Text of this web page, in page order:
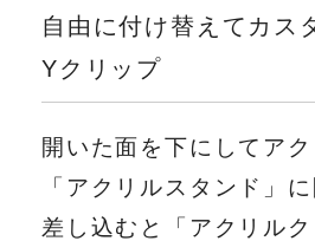
自由に付け替えてカス
Yクリップ
開いた面を下にしてア
「アクリルスタンド」
差し込むと「アクリル